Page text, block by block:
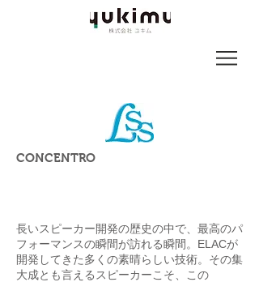
CONCENTRO
長いスピーカー開発の歴史の中で、最高のパ
フォーマンスの瞬間が訪れる瞬間。ELACが
開発してきた多くの素晴らしい技術。その集
大成とも言えるスピーカーこそ、この